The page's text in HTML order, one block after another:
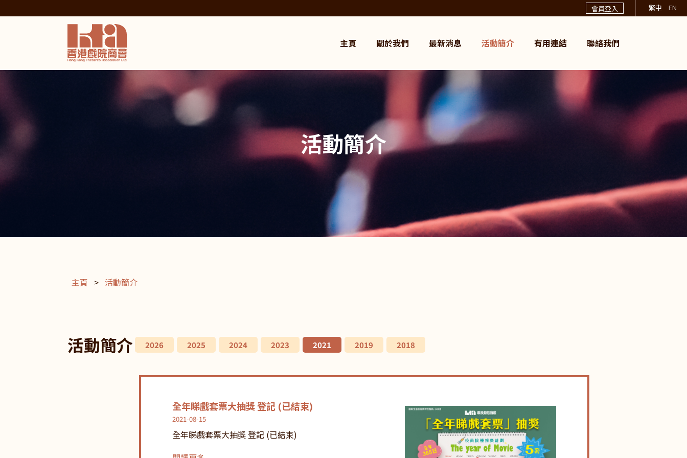
會員登入 繁中 EN
主頁 關於我們 最新消息 活動簡介 有用連結 聯絡我們
活動簡介
主頁 > 活動簡介
活動簡介 2026 2025 2024 2023 2021 2019 2018
全年睇戲套票大抽獎 登記 (已結束)
2021-08-15
全年睇戲套票大抽獎 登記 (已結束)